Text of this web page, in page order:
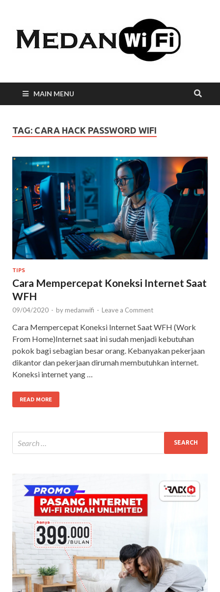
MAIN MENU
TAG: CARA HACK PASSWORD WIFI
TIPS
Cara Mempercepat Koneksi Internet Saat
WFH
09/04/2020 - by medanwifi - Leave a Comment
Cara Mempercepat Koneksi Internet Saat WFH (Work
From Home)Internet saat ini sudah menjadi kebutuhan
pokok bagi sebagian besar orang. Kebanyakan pekerjaan
dikantor dan pekerjaan dirumah membutuhkan internet.
Koneksi internet yang …
READ MORE